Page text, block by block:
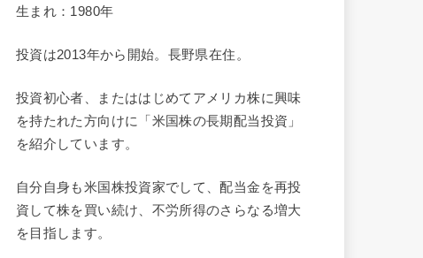
生まれ：1980年
投資は2013年から開始。長野県在住。
投資初心者、またははじめてアメリカ株に興味
を持たれた方向けに「米国株の長期配当投資」
を紹介しています。
自分自身も米国株投資家でして、配当金を再投
資して株を買い続け、不労所得のさらなる増大
を目指します。